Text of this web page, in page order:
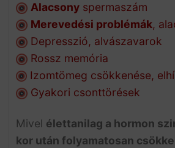
Alacsony spermaszám
Merevedési problémák,
Depresszió, alvászavarok
Rossz memória
Izomtömeg csökkenése,
Gyakori csonttörések
Mivel élettanilag a hormon
kor után folyamatosan